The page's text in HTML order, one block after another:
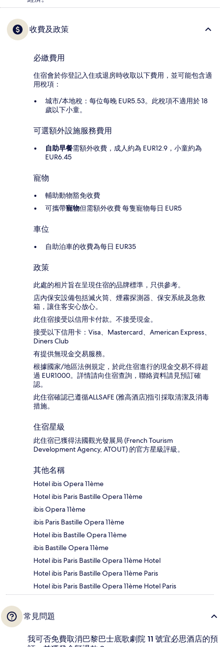
收費及政策
必繳費用
住宿會於你登記入住或退房時收取以下費用，並可能包含適
用稅項：
城市/本地稅：每位每晚 EUR5.53。此稅項不適用於 18
歲以下小童。
可選額外設施服務費用
自助早餐需額外收費，成人約為 EUR12.9，小童約為
EUR6.45
寵物
輔助動物豁免收費
可攜帶寵物但需額外收費 每隻寵物每日 EUR5
車位
自助泊車的收費為每日 EUR35
政策
此處的相片旨在呈現住宿的品牌標準，只供參考。
店內保安設備包括滅火筒、煙霧探測器、保安系統及急救
箱，讓住客安心放心。
此住宿接受以信用卡付款。不接受現金。
接受以下信用卡：Visa、Mastercard、American Express、
Diners Club
有提供無現金交易服務。
根據國家/地區法例規定，於此住宿進行的現金交易不得超
過 EUR1000。詳情請向住宿查詢，聯絡資料請見預訂確
認。
此住宿確認已遵循ALLSAFE (雅高酒店)指引採取清潔及消毒
措施。
住宿星級
此住宿已獲得法國觀光發展局 (French Tourism
Development Agency, ATOUT) 的官方星級評級。
其他名稱
Hotel ibis Opera 11ème
Hotel ibis Paris Bastille Opera 11ème
ibis Opera 11ème
ibis Paris Bastille Opera 11ème
Hotel ibis Bastille Opera 11ème
ibis Bastille Opera 11ème
Hotel ibis Paris Bastille Opera 11ème Hotel
Hotel ibis Paris Bastille Opera 11ème Paris
Hotel ibis Paris Bastille Opera 11ème Hotel Paris
常見問題
我可否免費取消巴黎巴士底歌劇院 11 號宜必思酒店的預